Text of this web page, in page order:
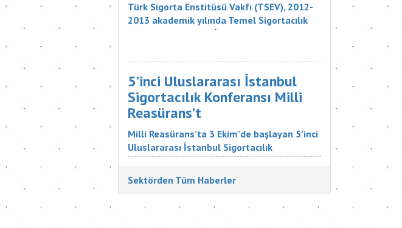
Türk Sigorta Enstitüsü Vakfı (TSEV), 2012-
2013 akademik yılında Temel Sigortacılık
Eğitim Programı ve İleri Düzey Sigortacılık
başarıyla tamamlayan öğrencilerini mezun
etti. Sigorta şirketlerinin &uu...
5’inci Uluslararası İstanbul
Sigortacılık Konferansı Milli
Reasürans’t
Milli Reasürans’ta 3 Ekim’de başlayan 5’inci
Uluslararası İstanbul Sigortacılık
Konferansı’na Türkiye ve dünyadan çok
değerli katılımcılar katıldı. Sigorta
Tatbikatçıları Derneği'nin düzenlediği
Sektörden Tüm Haberler